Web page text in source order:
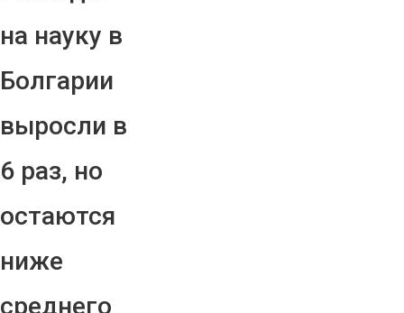
на науку в
Болгарии
выросли в
6 раз, но
остаются
ниже
среднего